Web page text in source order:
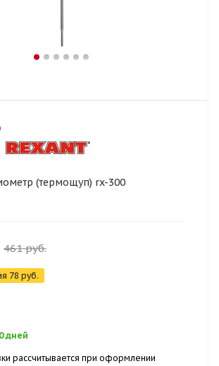
(термощуп) rx-300
461руб.
78 руб.
дней
рассчитывается при оформлении